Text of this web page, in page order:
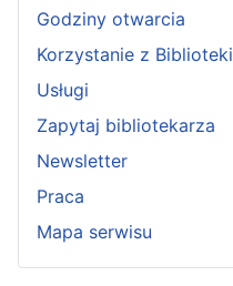
Godziny otwarcia
Korzystanie z Biblioteki
Usługi
Zapytaj bibliotekarza
Newsletter
Praca
Mapa serwisu